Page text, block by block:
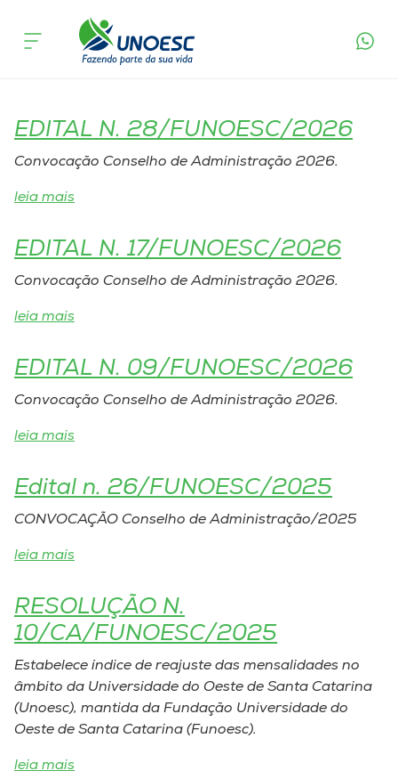
Cursos
Pesquisa
Atendimento ao Estudante
Portal de Ensino
A
I.nova
Diplomados
CPA
Biblioteca
Editora
Tags Publicações Legais:
Conselho de Administração
EDITAL N. 28/FUNOESC/2026
Convocação Conselho de Administração 2026.
leia mais
EDITAL N. 17/FUNOESC/2026
Convocação Conselho de Administração 2026.
leia mais
EDITAL N. 09/FUNOESC/2026
Convocação Conselho de Administração 2026.
leia mais
Edital n. 26/FUNOESC/2025
CONVOCAÇÃO Conselho de Administração/2025
leia mais
RESOLUÇÃO N.
10/CA/FUNOESC/2025
Estabelece índice de reajuste das mensalidades no
âmbito da Universidade do Oeste de Santa Catarina
(Unoesc), mantida da Fundação Universidade do
Oeste de Santa Catarina (Funoesc).
leia mais